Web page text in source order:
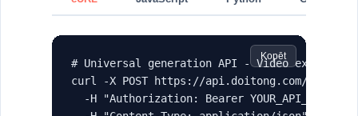
Kopēt
# Universal generation API - Video example
curl -X POST https://api.doitong.com/
  -H "Authorization: Bearer YOUR_API_KEY" \